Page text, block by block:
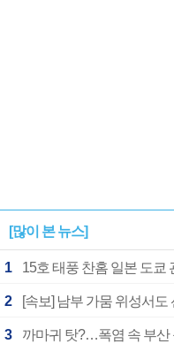
[많이 본 뉴스]
1 15호 태풍 찬홈 일본 도
2 [속보] 남부 가뭄 위성서
3 까마귀 탓?…폭염 속 부산